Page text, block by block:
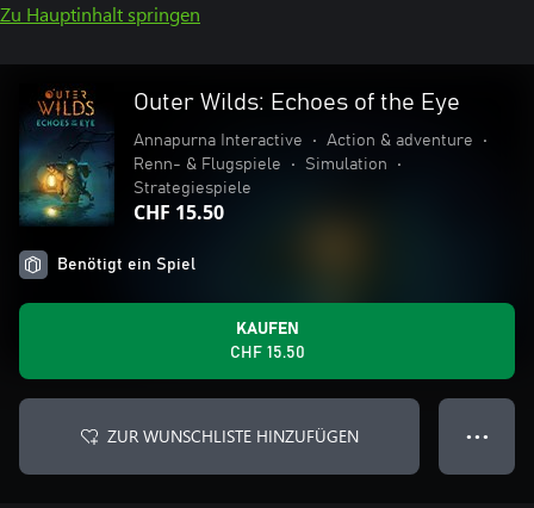
Zu Hauptinhalt springen
Outer Wilds: Echoes of the Eye
Annapurna Interactive • Action & adventure
•
Renn- & Flugspiele
• Simulation
•
Strategiespiele
CHF 15.50
Benötigt ein Spiel
KAUFEN
CHF 15.50
ZUR WUNSCHLISTE HINZUFÜGEN ● ● ●